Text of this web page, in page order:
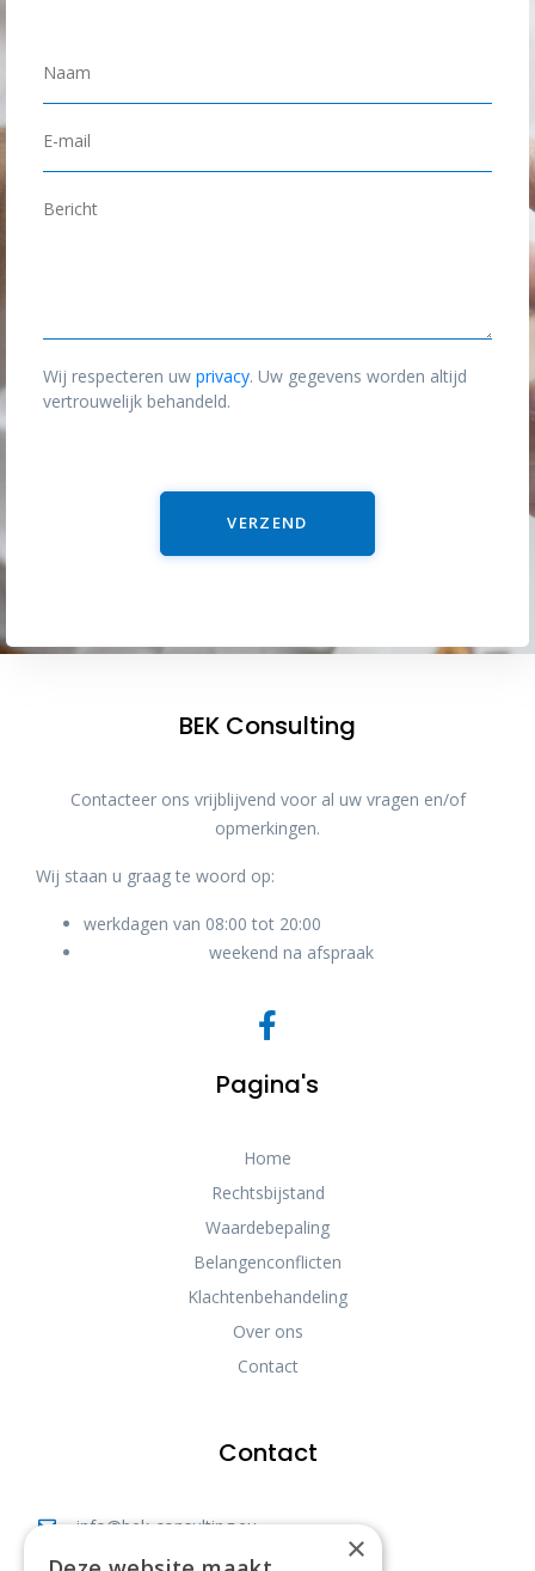
N
a
a
m
*
E
-
m
*
B
c
h
t
Wij respecteren uw privacy. Uw gegevens worden altijd
vertrouwelijk behandeld.
VERZEND
BEK Consulting
Contacteer ons vrijblijvend voor al uw vragen en/of
opmerkingen.
Wij staan u graag te woord op:
werkdagen van 08:00 tot 20:00
weekend na afspraak
Pagina's
Home
Rechtsbijstand
Waardebepaling
Belangenconflicten
Klachtenbehandeling
Over ons
Contact
Contact
info@bek-consulting.eu
Vianestraat 40, 1742 Ternat
×